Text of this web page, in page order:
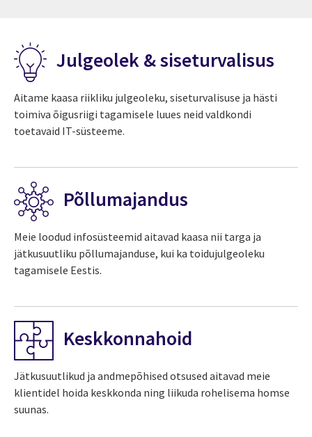
Julgeolek & siseturvalisus
Aitame kaasa riikliku julgeoleku, siseturvalisuse ja hästi
toimiva õigusriigi tagamisele luues neid valdkondi
toetavaid IT-süsteeme.
Põllumajandus
Meie loodud infosüsteemid aitavad kaasa nii targa ja
jätkusuutliku põllumajanduse, kui ka toidujulgeoleku
tagamisele Eestis.
Keskkonnahoid
Jätkusuutlikud ja andmepõhised otsused aitavad meie
klientidel hoida keskkonda ning liikuda rohelisema homse
suunas.